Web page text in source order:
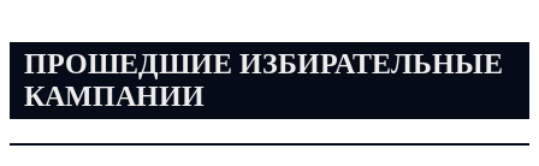
ПРОШЕДШИЕ ИЗБИРАТЕЛЬНЫЕ
КАМПАНИИ